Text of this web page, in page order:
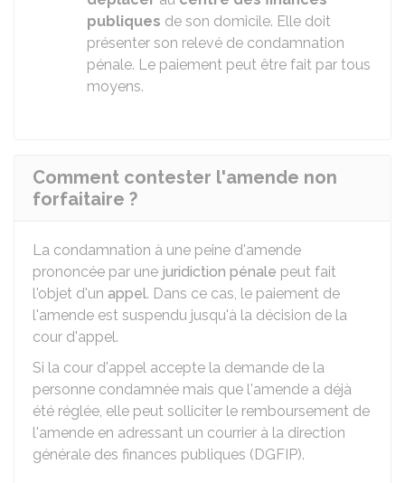
publiques de son domicile. Elle doit
présenter son relevé de condamnation
pénale. Le paiement peut être fait par tous
moyens.
Comment contester l'amende non
forfaitaire ?
La condamnation à une peine d'amende
prononcée par une juridiction pénale peut fait
l'objet d'un appel. Dans ce cas, le paiement de
l'amende est suspendu jusqu'à la décision de la
cour d'appel.
Si la cour d'appel accepte la demande de la
personne condamnée mais que l'amende a déjà
été réglée, elle peut solliciter le remboursement de
l'amende en adressant un courrier à la direction
générale des finances publiques (DGFIP).